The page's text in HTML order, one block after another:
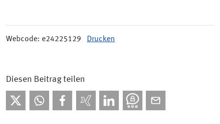
Webcode: e24225129 Drucken
Diesen Beitrag teilen